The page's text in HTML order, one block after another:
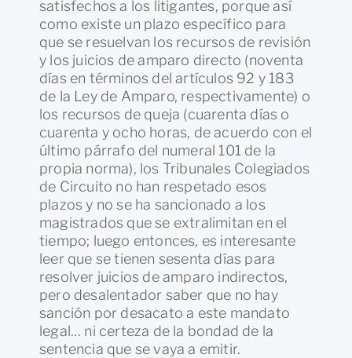
satisfechos a los litigantes, porque así
como existe un plazo específico para
que se resuelvan los recursos de revisión
y los juicios de amparo directo (noventa
días en términos del artículos 92 y 183
de la Ley de Amparo, respectivamente) o
los recursos de queja (cuarenta días o
cuarenta y ocho horas, de acuerdo con el
último párrafo del numeral 101 de la
propia norma), los Tribunales Colegiados
de Circuito no han respetado esos
plazos y no se ha sancionado a los
magistrados que se extralimitan en el
tiempo; luego entonces, es interesante
leer que se tienen sesenta días para
resolver juicios de amparo indirectos,
pero desalentador saber que no hay
sanción por desacato a este mandato
legal… ni certeza de la bondad de la
sentencia que se vaya a emitir.